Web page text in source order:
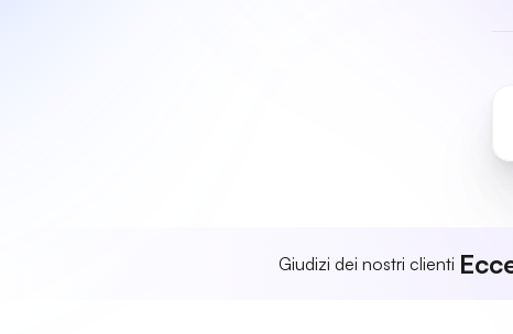
Giudizi dei nostri clienti